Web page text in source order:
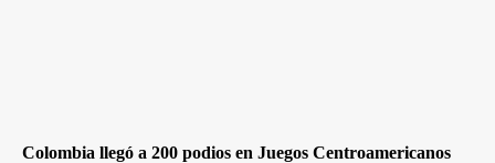
Colombia llegó a 200 podios en Juegos Centroamericanos